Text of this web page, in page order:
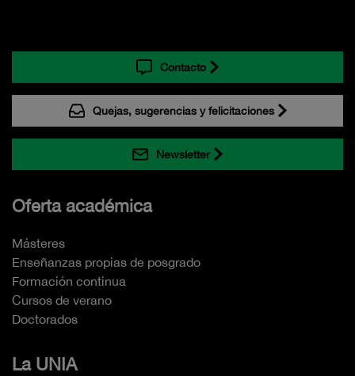
Contacto
Quejas, sugerencias y felicitaciones
Newsletter
Oferta académica
Másteres
Enseñanzas propias de posgrado
Formación continua
Cursos de verano
Doctorados
La UNIA